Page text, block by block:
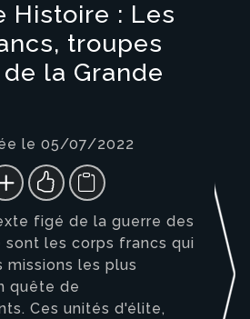
Video
Histoire : Les
troupes
la Grande
le 05/07/2022
figé de la guerre des
sont les corps francs qui
missions les plus
quête de
Ces unités d'élite,